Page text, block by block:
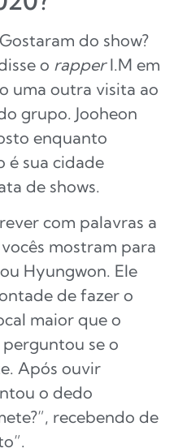
do show?
o rapperI.M em
uma outra visita ao
grupo. Jooheon
enquanto
é sua cidade
de shows.
com palavras a
mostram para
Hyungwon. Ele
de fazer o
maior que o
perguntou se o
Após ouvir
o dedo
recebendo de